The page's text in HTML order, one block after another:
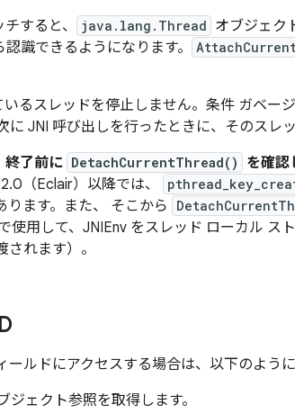
すると、
java.lang.Thread オブジェク
識できるようになります。
るスレッドを停止しません。条件 ガベー
JNI 呼び出しを行ったときに、そのスレ
終了前に DetachCurrentThread() を確認
（Eclair）以降では、
ります。また、 そこから
使用して、JNIEnv をスレッド ローカル ス
れます）。
ルドにアクセスする場合は、以下のように
ジェクト参照を取得します。